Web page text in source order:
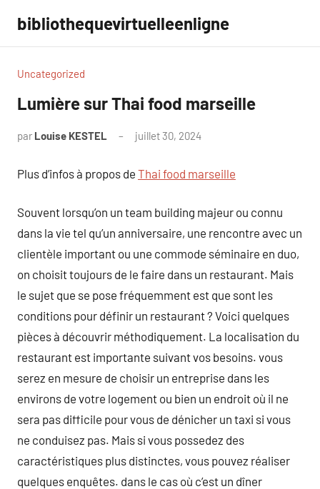
contenu
bibliothequevirtuelleenligne
Uncategorized
Lumière sur Thai food marseille
par Louise KESTEL juillet 30, 2024
Plus d’infos à propos de Thai food marseille
Souvent lorsqu’on un team building majeur ou connu
dans la vie tel qu’un anniversaire, une rencontre avec un
clientèle important ou une commode séminaire en duo,
on choisit toujours de le faire dans un restaurant. Mais
le sujet que se pose fréquemment est que sont les
conditions pour définir un restaurant ? Voici quelques
pièces à découvrir méthodiquement. La localisation du
restaurant est importante suivant vos besoins. vous
serez en mesure de choisir un entreprise dans les
environs de votre logement ou bien un endroit où il ne
sera pas difficile pour vous de dénicher un taxi si vous
ne conduisez pas. Mais si vous possedez des
caractéristiques plus distinctes, vous pouvez réaliser
quelques enquêtes. dans le cas où c’est un dîner